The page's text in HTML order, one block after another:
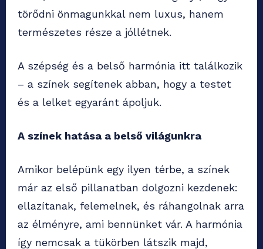
törődni önmagunkkal nem luxus, hanem
természetes része a jóllétnek.
A szépség és a belső harmónia itt találkozik
– a színek segítenek abban, hogy a testet
és a lelket egyaránt ápoljuk.
A színek hatása a belső világunkra
Amikor belépünk egy ilyen térbe, a színek
már az első pillanatban dolgozni kezdenek:
ellazítanak, felemelnek, és ráhangolnak arra
az élményre, ami bennünket vár. A harmónia
így nemcsak a tükörben látszik majd,